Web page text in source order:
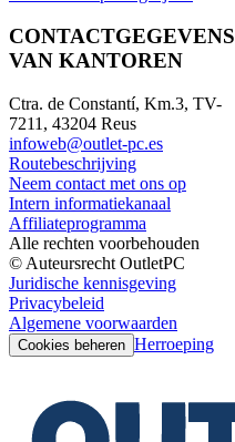
CONTACTGEGEVENS
VAN KANTOREN
Ctra. de Constantí, Km.3, TV-
7211, 43204 Reus
infoweb@outlet-pc.es
Routebeschrijving
Neem contact met ons op
Intern informatiekanaal
Affiliateprogramma
Alle rechten voorbehouden
© Auteursrecht OutletPC
Juridische kennisgeving
Privacybeleid
Algemene voorwaarden
Cookies beheren Herroeping